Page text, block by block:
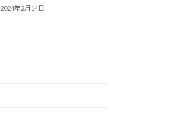
2024年2月14日